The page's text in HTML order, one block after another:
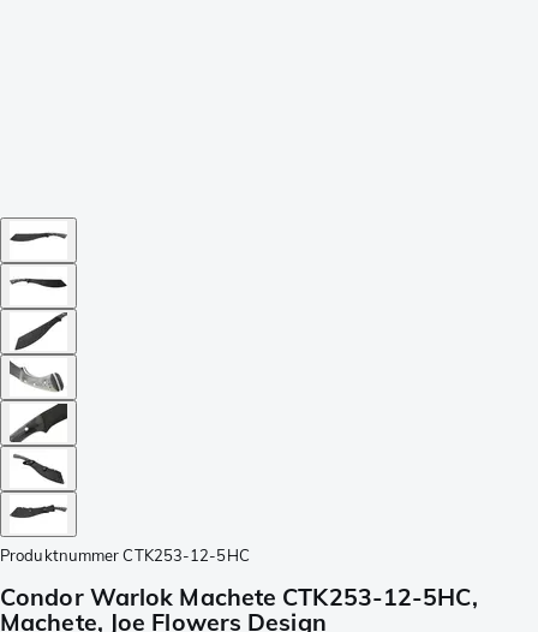
Produktnummer CTK253-12-5HC
Condor Warlok Machete CTK253-12-5HC,
Machete, Joe Flowers Design